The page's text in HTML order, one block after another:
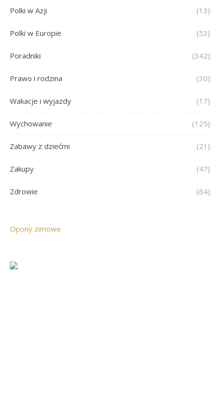
Polki w Azji (13)
Polki w Europie (53)
Poradniki (342)
Prawo i rodzina (30)
Wakacje i wyjazdy (17)
Wychowanie (125)
Zabawy z dziećmi (21)
Zakupy (47)
Zdrowie (64)
Opony zimowe